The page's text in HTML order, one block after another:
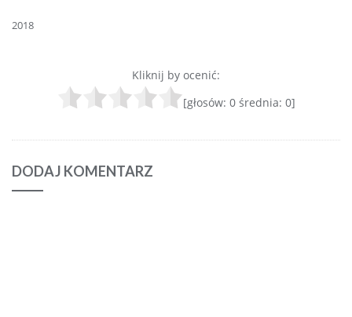
2018
Kliknij by ocenić:
[głosów: 0średnia: 0]
DODAJ KOMENTARZ